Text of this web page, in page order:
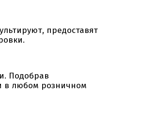
предоставят
Подобрав
в любом розничном